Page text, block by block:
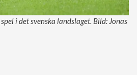
i det svenska landslaget. Bild: Jonas